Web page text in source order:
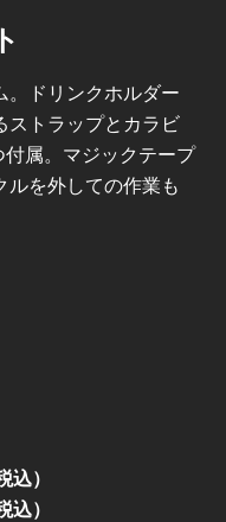
。ドリンクホルダー
ストラップとカラビ
属。マジックテープ
ルを外しての作業も
）
）